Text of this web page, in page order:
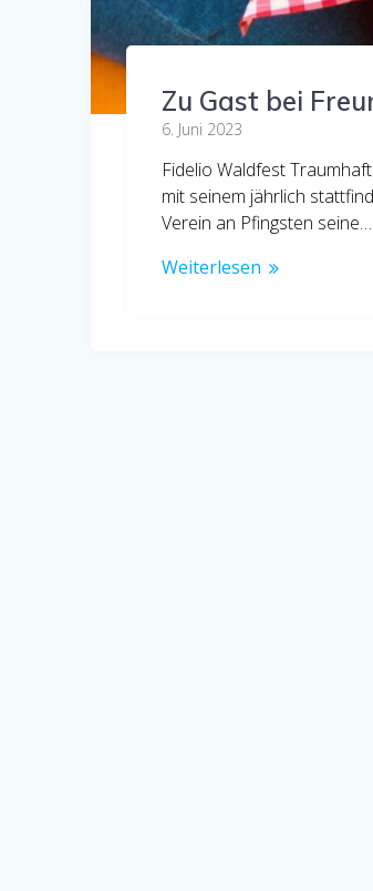
Zu Gast bei
6. Juni 2023
Fidelio Waldfest
mit seinem jährlich
Verein an Pfingsten seine…
Weiterlesen